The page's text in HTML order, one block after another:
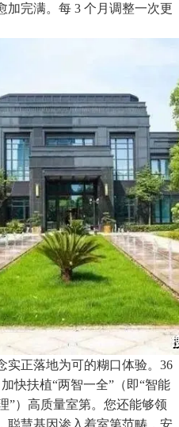
加完满。每 3 个月调整一次更
实正落地为可的糊口体验。36
快扶植“两智一全”（即“智能
”）高质量室第。您还能够领
聪慧基因渗入着室第范畴，安